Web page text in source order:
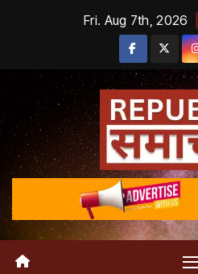
Fri. Aug 7th, 2026